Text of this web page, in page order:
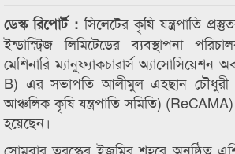
ডেস্ক রিপোর্ট : সিলেটের কৃষি যন্ত্রপাতি
ইন্ডাস্ট্রিজ লিমিটেডের ব্যবস্থাপনা
মেশিনারি ম্যানুফ্যাকচারার্স
B) এর সভাপতি আলীমুল এহছান চৌধুরী
আঞ্চলিক কৃষি যন্ত্রপাতি সমিতি)
হয়েছেন।
সোমবার তুরস্কের ইজমির শহরে অনুষ্ঠিত